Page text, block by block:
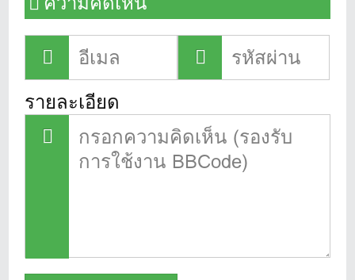
รายละเอียด